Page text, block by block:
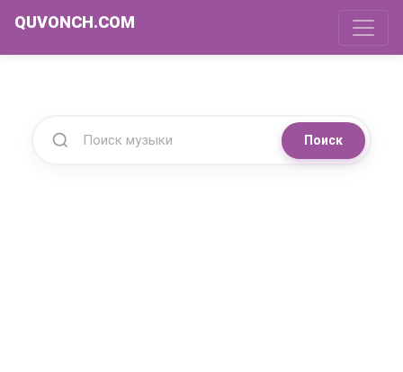
QUVONCH.COM
Поиск